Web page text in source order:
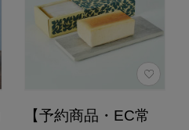
【予約商品・EC常